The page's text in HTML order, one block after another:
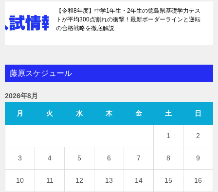
【令和8年度】中学1年生・2年生の徳島県基礎学力テス
トが平均300点割れの衝撃！最新ボーダーラインと逆転
の合格戦略を徹底解説
藤原スケジュール
2026年8月
月 火 水 木 金 土 日
1 2
3 4 5 6 7 8 9
10 11 12 13 14 15 16